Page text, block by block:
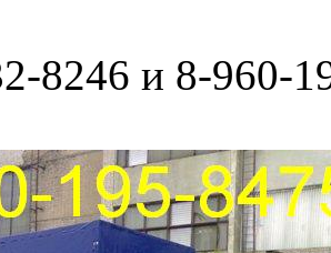
8246 и 8-960-